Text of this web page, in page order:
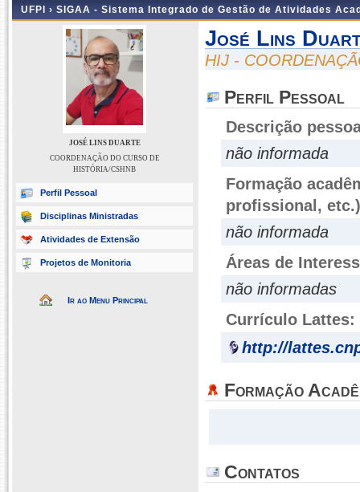
UFPI › SIGAA - Sistema Integrado de Gestão de Atividades
JOSÉ LINS DUARTE
COORDENAÇÃO DO CURSO DE
HISTÓRIA/CSHNB
Perfil Pessoal
Disciplinas Ministradas
Atividades de Extensão
Projetos de Monitoria
Ir ao Menu Principal
José Lins
HIJ -
Perfil Pessoal
Descrição
não informada
Formação
profissional, etc.)
não informada
Áreas de
não informadas
Currículo Lattes:
http://
Formação
Contatos